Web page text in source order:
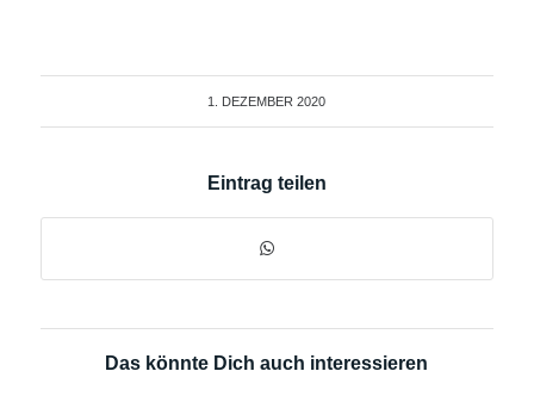
1. DEZEMBER 2020
Eintrag teilen
Das könnte Dich auch interessieren